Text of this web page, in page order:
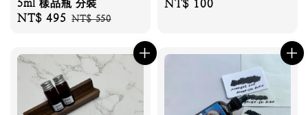
5ml 樣品瓶 分裝
Sale
NT$ 495 Regular
NT$ 550
Regular
NT$ 100